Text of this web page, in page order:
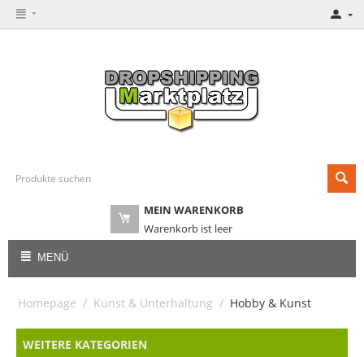
MEIN WARENKORB
Warenkorb ist leer
MENÜ
Homepage / Kunst & Unterhaltung / Hobby & Kunst
WEITERE KATEGORIEN